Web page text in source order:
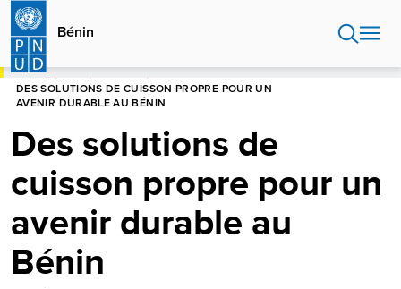
Aller
contenu
principal
Bénin
HOME
DES SOLUTIONS DE CUISSON PROPRE POUR UN
AVENIR DURABLE AU BÉNIN
Des solutions de
cuisson propre pour un
avenir durable au
Bénin